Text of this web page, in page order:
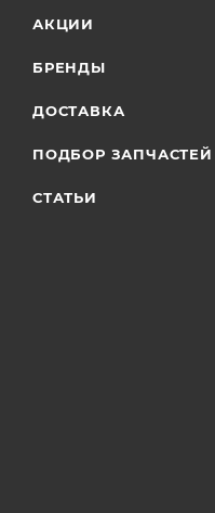
АКЦИИ
БРЕНДЫ
ДОСТАВКА
ПОДБОР ЗАПЧАСТЕЙ
СТАТЬИ